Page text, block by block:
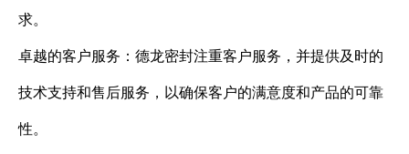
求。
卓越的客户服务：德龙密封注重客户服务，并提供及时的
技术支持和售后服务，以确保客户的满意度和产品的可靠
性。